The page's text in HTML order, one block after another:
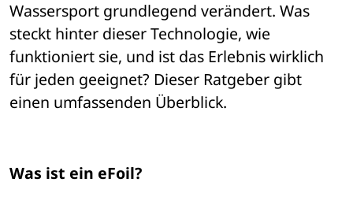
Wassersport grundlegend verändert. Was
steckt hinter dieser Technologie, wie
funktioniert sie, und ist das Erlebnis wirklich
für jeden geeignet? Dieser Ratgeber gibt
einen umfassenden Überblick.
Was ist ein eFoil?